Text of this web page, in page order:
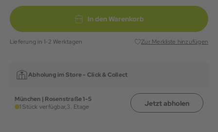
In den Warenkorb
Lieferung in 1-2 Werktagen Zur Merkliste hinzufügen
Abholung im Store - Click & Collect
München | Rosenstraße 1-5
1 Stück verfügbar,3. Etage Jetzt abholen